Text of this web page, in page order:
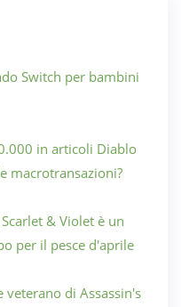
Switch per bambini
in articoli Diablo
macrotransazioni?
& Violet è un
per il pesce d'aprile
veterano di Assassin's